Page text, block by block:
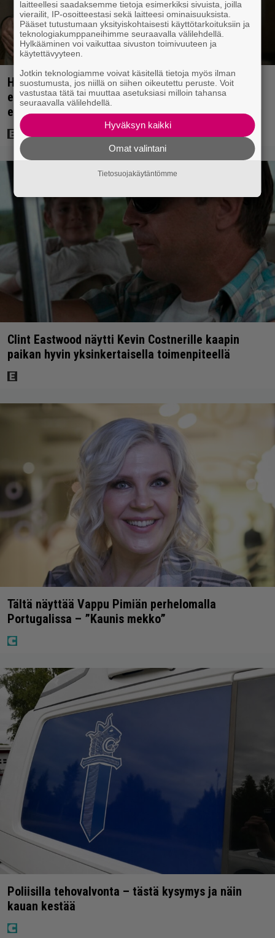
Huippuleffa suoratoistossa: DiCaprion
ensimmäinen päärooli – ja Tobey Maguiren
ensimmäinen elokuvaesiintyminen
Clint Eastwood näytti Kevin Costnerille kaapin
paikan hyvin yksinkertaisella toimenpiteellä
Tältä näyttää Vappu Pimiän perhelomalla
Portugalissa – ”Kaunis mekko”
Poliisilla tehovalvonta – tästä kysymys ja näin
kauan kestää
laitteellesi saadaksemme tietoja esimerkiksi sivuista, joilla
vierailit, IP-osoitteestasi sekä laitteesi ominaisuuksista.
Pääset tutustumaan yksityiskohtaisesti käyttötarkoituksiin ja
teknologiakumppaneihimme seuraavalla välilehdellä.
Hylkääminen voi vaikuttaa sivuston toimivuuteen ja
käytettävyyteen.
Jotkin teknologiamme voivat käsitellä tietoja myös ilman
suostumusta, jos niillä on siihen oikeutettu peruste. Voit
vastustaa tätä tai muuttaa asetuksiasi milloin tahansa
seuraavalla välilehdellä.
Hyväksyn kaikki
Omat valintani
Tietosuojakäytäntömme